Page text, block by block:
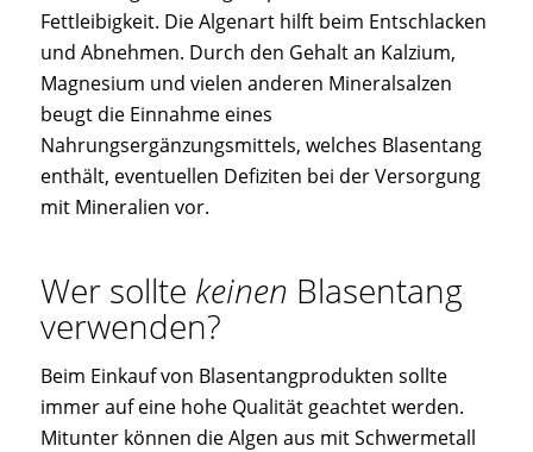
Fettleibigkeit. Die Algenart hilft beim Entschlacken
und Abnehmen. Durch den Gehalt an Kalzium,
Magnesium und vielen anderen Mineralsalzen
beugt die Einnahme eines
Nahrungsergänzungsmittels, welches Blasentang
enthält, eventuellen Defiziten bei der Versorgung
mit Mineralien vor.
Wer sollte keinen Blasentang
verwenden?
Beim Einkauf von Blasentangprodukten sollte
immer auf eine hohe Qualität geachtet werden.
Mitunter können die Algen aus mit Schwermetall